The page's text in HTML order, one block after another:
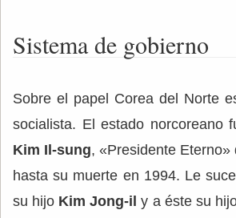
Sistema de gobierno
Sobre el papel Corea del Norte
socialista. El estado norcoreano
Kim Il-sung, «Presidente Eterno»
hasta su muerte en 1994. Le
su hijo Kim Jong-il y a éste su